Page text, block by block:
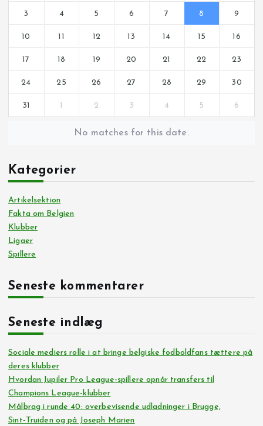
3 4 5 6 7 8 9
10 11 12 13 14 15 16
17 18 19 20 21 22 23
24 25 26 27 28 29 30
31 1 2 3 4 5 6
No matches for this date.
Kategorier
Artikelsektion
Fakta om Belgien
Klubber
Ligaer
Spillere
Seneste kommentarer
Seneste indlæg
Sociale mediers rolle i at bringe belgiske fodboldfans tættere på
deres klubber
Hvordan Jupiler Pro League-spillere opnår transfers til
Champions League-klubber
Målbrag i runde 40: overbevisende udladninger i Brugge,
Sint‑Truiden og på Joseph Marien